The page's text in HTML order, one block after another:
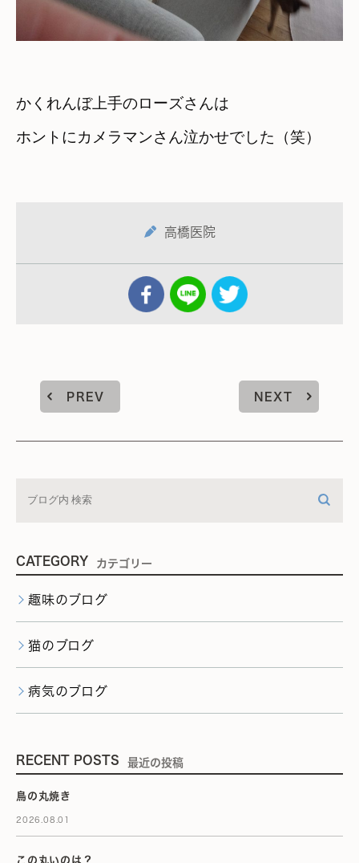
かくれんぼ上手のローズさんは
ホントにカメラマンさん泣かせでした（笑）
高橋医院
PREV NEXT
CATEGORY カテゴリー
趣味のブログ
猫のブログ
病気のブログ
RECENT POSTS 最近の投稿
鳥の丸焼き
2026.08.01
この丸いのは？